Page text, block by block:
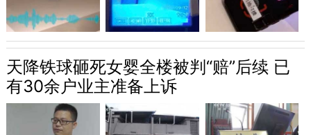
天降铁球砸死女婴全楼被判“赔”后续 已
有30余户业主准备上诉